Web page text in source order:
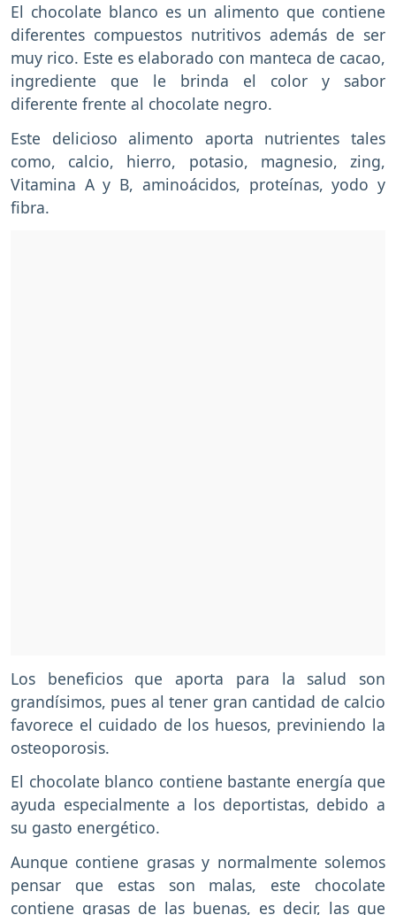
El chocolate blanco es un alimento que contiene
diferentes compuestos nutritivos además de ser
muy rico. Este es elaborado con manteca de cacao,
ingrediente que le brinda el color y sabor
diferente frente al chocolate negro.
Este delicioso alimento aporta nutrientes tales
como, calcio, hierro, potasio, magnesio, zing,
Vitamina A y B, aminoácidos, proteínas, yodo y
fibra.
Los beneficios que aporta para la salud son
grandísimos, pues al tener gran cantidad de calcio
favorece el cuidado de los huesos, previniendo la
osteoporosis.
El chocolate blanco contiene bastante energía que
ayuda especialmente a los deportistas, debido a
su gasto energético.
Aunque contiene grasas y normalmente solemos
pensar que estas son malas, este chocolate
contiene grasas de las buenas, es decir, las que